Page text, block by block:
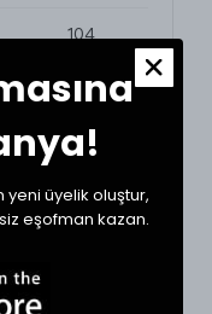
104
104
104
106
yeni üyelik oluştur,
eşofman kazan.